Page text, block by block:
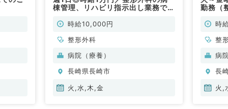
棟管理、リハビリ指示出し業務です
時給10,000円
整形外科
病院（療養）
長崎県長崎市
火,水,木,金
勤務（
時
整
病
長
火,